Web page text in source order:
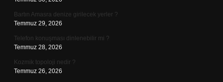
Bartın Amasra denize girilecek yerler ?
Temmuz 29, 2026
Telefon konuşması dinlenebilir mi ?
Temmuz 28, 2026
Kozmik topoloji nedir ?
Temmuz 26, 2026